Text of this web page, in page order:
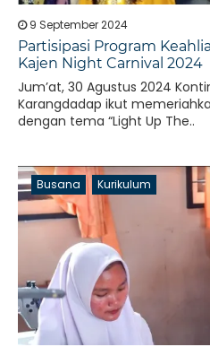
9 September 2024
Partisipasi Program
Kajen Night Carnival 2024
Jum’at, 30 Agustus 2024
Karangdadap ikut
dengan tema “Light Up The..
Busana Kurikulum